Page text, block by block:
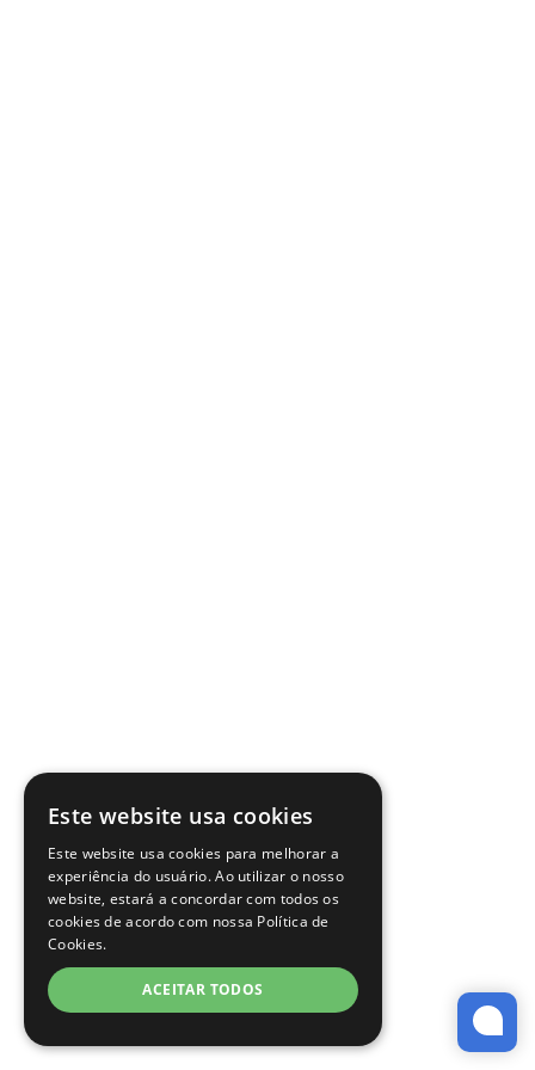
Este website usa cookies
Este website usa cookies para melhorar a
experiência do usuário. Ao utilizar o nosso
website, estará a concordar com todos os
cookies de acordo com nossa Política de
Cookies.
ACEITAR TODOS